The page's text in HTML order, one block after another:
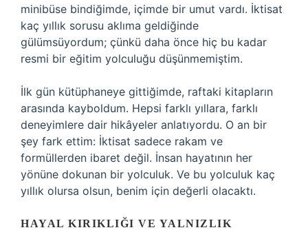
minibüse bindiğimde, içimde bir umut vardı. İktisat
kaç yıllık sorusu aklıma geldiğinde
gülümsüyordum; çünkü daha önce hiç bu kadar
resmi bir eğitim yolculuğu düşünmemiştim.
İlk gün kütüphaneye gittiğimde, raftaki kitapların
arasında kayboldum. Hepsi farklı yıllara, farklı
deneyimlere dair hikâyeler anlatıyordu. O an bir
şey fark ettim: İktisat sadece rakam ve
formüllerden ibaret değil. İnsan hayatının her
yönüne dokunan bir yolculuk. Ve bu yolculuk kaç
yıllık olursa olsun, benim için değerli olacaktı.
HAYAL KIRIKLIĞI VE YALNIZLIK